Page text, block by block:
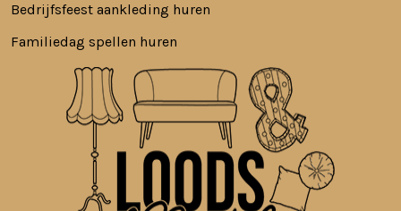
Bedrijfsfeest aankleding huren
Familiedag spellen huren